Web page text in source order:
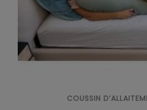
COUSSIN